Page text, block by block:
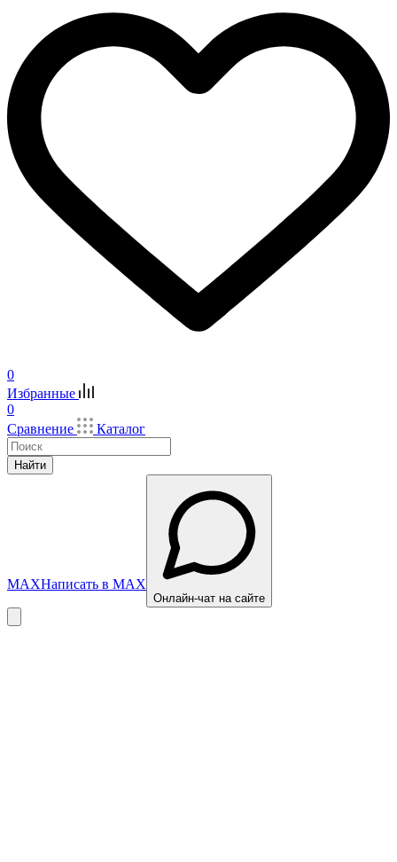
0
Избранные
0
Сравнение
Каталог
Найти
MAXНаписать в MAX
Онлайн-чат на сайте